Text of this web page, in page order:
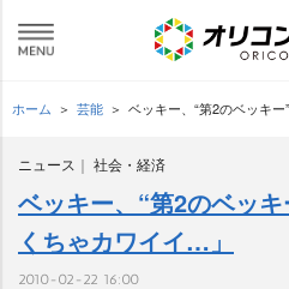
ホーム 芸能 ベッキー、“第2のベッキ
ニュース 社会・経済
ベッキー、“第2のベッ
くちゃカワイイ…」
2010-02-22 16:00